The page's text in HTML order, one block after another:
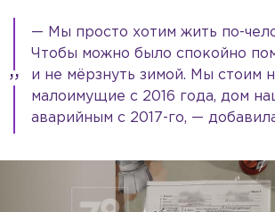
— Мы просто хотим жить по-
Чтобы можно было спокойно
и не мёрзнуть зимой. Мы стоим
малоимущие с 2016 года, дом
аварийным с 2017-го, —